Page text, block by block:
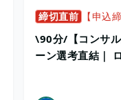
締切直前 【申込
\90分/【コンサ
ーン選考直結｜